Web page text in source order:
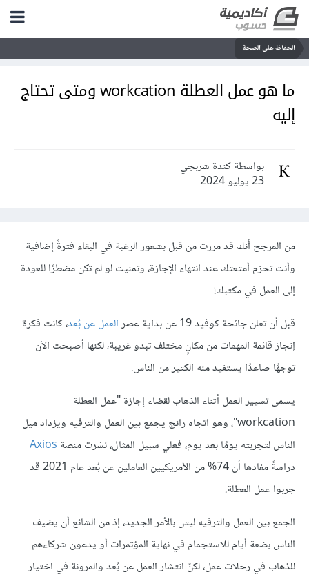
الحفاظ على الصحة
ما هو عمل العطلة workcation ومتى تحتاج
إليه
بواسطة كندة شربجي
23 يوليو 2024
من المرجح أنك قد مررت من قبل بشعور الرغبة في البقاء فترةً إضافية
وأنت تحزم أمتعتك عند انتهاء الإجازة، وتمنيت لو لم تكن مضطرًا للعودة
إلى العمل في مكتبك!
قبل أن تعلن جائحة كوفيد 19 عن بداية عصر
العمل عن بُعد، كانت فكرة
إنجاز قائمة المهمات من مكانٍ مختلف تبدو غريبة، لكنها أصبحت الآن
توجهًا صاعدًا يستفيد منه الكثير من الناس.
يسمى تسيير العمل أثناء الذهاب لقضاء إجازة "عمل العطلة
workcation"، وهو اتجاه رائج يجمع بين العمل والترفيه ويزداد ميل
الناس لتجربته يومًا بعد يوم، فعلي سبيل المثال، نشرت منصة Axios
دراسةً مفادها أن 74% من الأمريكيين العاملين عن بُعد عام 2021 قد
جربوا عمل العطلة.
الجمع بين العمل والترفيه ليس بالأمر الجديد، إذ من الشائع أن يضيف
الناس بضعة أيام للاستجمام في نهاية المؤتمرات أو يدعون شركاءهم
للذهاب في رحلات عمل، لكنّ انتشار العمل عن بُعد والمرونة في اختيار